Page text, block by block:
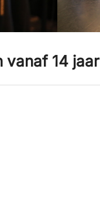
vanaf 14 jaar